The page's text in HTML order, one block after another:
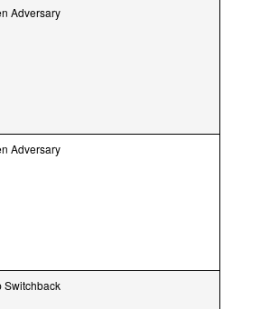
Adversary
Adversary
Switchback